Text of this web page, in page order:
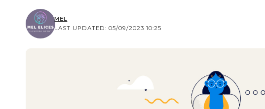
LAST UPDATED: 05/09/2023 10:25
MEL